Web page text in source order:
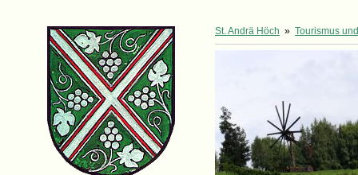
St. Andrä Höch » Tourismus